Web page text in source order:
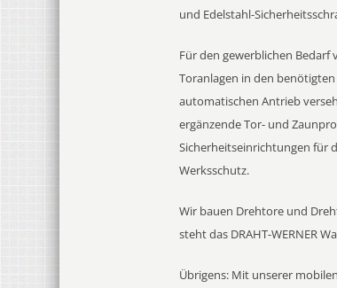
und Edelstahl-
Für den gewerblichen
Toranlagen in den
automatischen Antrieb
ergänzende Tor- und
Sicherheitseinrichtungen für
Werksschutz.
Wir bauen Drehtore und
steht das DRAHT-WERNER
Übrigens: Mit unserer